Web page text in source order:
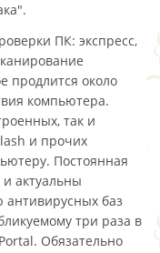
ПК: экспресс,
продлится около
компьютера.
так и
и прочих
Постоянная
актуальны
антивирусных баз
три раза в
Обязательно